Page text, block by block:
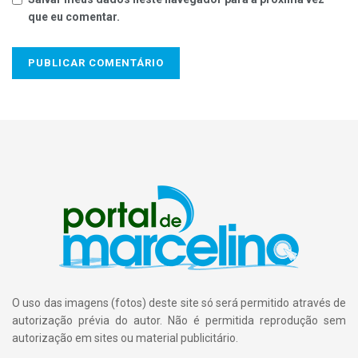
buscar lares para os animais abandonados, mas enquanto
existe um abrigo específico. A castração é realizada numa
sala apropriada por uma veterinária cedida pelo município e
reciprocidade. Ou seja, o homem não é o melhor
amigo do cão.
que eu comentar.
O uso das imagens (fotos) deste site só será permitido através de
autorização prévia do autor. Não é permitida reprodução sem
autorização em sites ou material publicitário.